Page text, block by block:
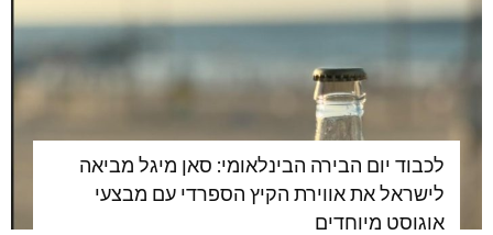
לכבוד יום הבירה הבינלאומי: סאן מיגל מביאה
לישראל את אווירת הקיץ הספרדי עם מבצעי
אוגוסט מיוחדים